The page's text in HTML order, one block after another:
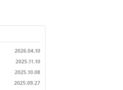
2026.04.10
2025.11.10
2025.10.08
2025.09.27